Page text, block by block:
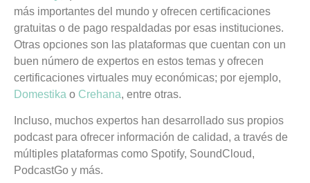
más importantes del mundo y ofrecen certificaciones
gratuitas o de pago respaldadas por esas instituciones.
Otras opciones son las plataformas que cuentan con un
buen número de expertos en estos temas y ofrecen
certificaciones virtuales muy económicas; por ejemplo,
Domestika o Crehana, entre otras.
Incluso, muchos expertos han desarrollado sus propios
podcast para ofrecer información de calidad, a través de
múltiples plataformas como Spotify, SoundCloud,
PodcastGo y más.